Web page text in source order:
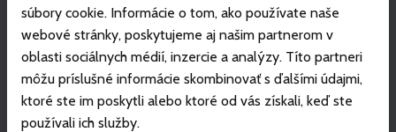
súbory cookie. Informácie o tom, ako používate naše
webové stránky, poskytujeme aj našim partnerom v
oblasti sociálnych médií, inzercie a analýzy. Títo partneri
môžu príslušné informácie skombinovať s ďalšími údajmi,
ktoré ste im poskytli alebo ktoré od vás získali, keď ste
používali ich služby.
Partneri